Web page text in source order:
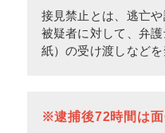
接見禁止とは、逃亡
被疑者に対して、弁
紙）の受け渡しなどを
※逮捕後72時間は